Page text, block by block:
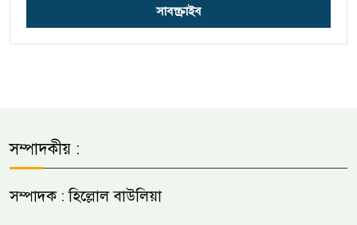
সাবস্ক্রাইব
সম্পাদকীয় :
সম্পাদক : হিল্লোল বাউলিয়া